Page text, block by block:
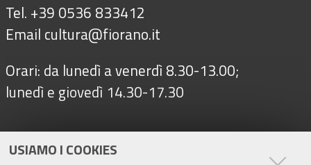
USIAMO I COOKIES
Tel. +39 0536 833412
Email cultura@fiorano.it
Orari: da lunedì a venerdì 8.30-13.00;
lunedì e giovedì 14.30-17.30
Seguici su